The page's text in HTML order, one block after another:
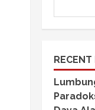
RECENT